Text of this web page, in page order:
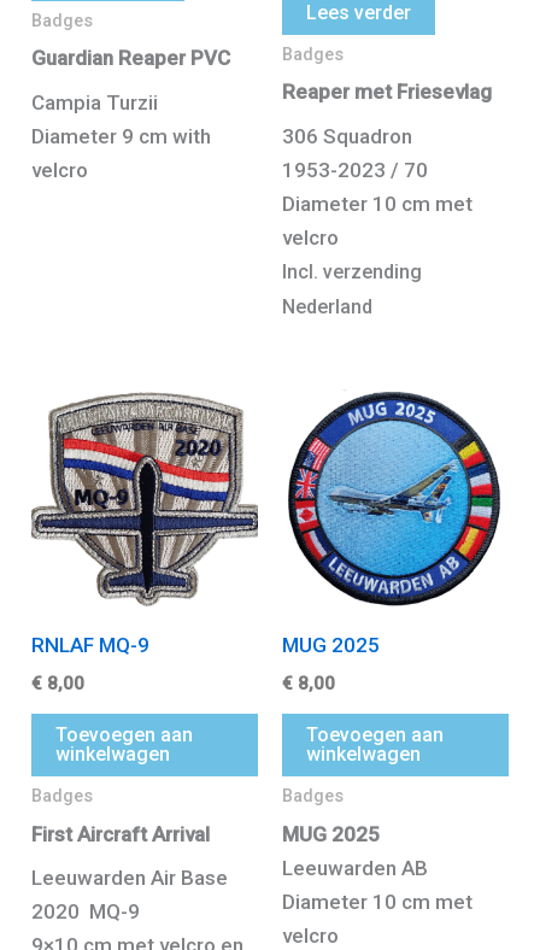
Badges
Guardian Reaper PVC
Campia Turzii
Diameter 9 cm with
velcro
Lees verder
Badges
Reaper met Friesevlag
306 Squadron
1953-2023 / 70
Diameter 10 cm met
velcro
Incl. verzending
Nederland
RNLAF MQ-9
€ 8,00
Toevoegen aan
winkelwagen
Badges
First Aircraft Arrival
Leeuwarden Air Base
2020 MQ-9
MUG 2025
€ 8,00
Toevoegen aan
winkelwagen
Badges
MUG 2025
Leeuwarden AB
Diameter 10 cm met
velcro